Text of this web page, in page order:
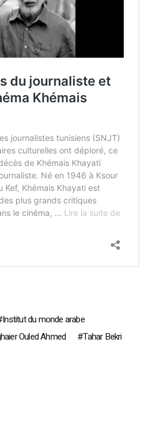
Institut du monde arabe
Ouled Ahmed Tahar Bekri